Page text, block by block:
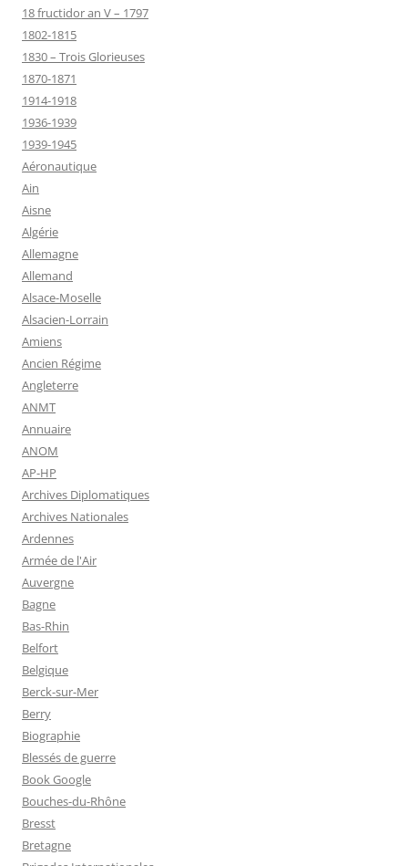
18 fructidor an V – 1797
1802-1815
1830 – Trois Glorieuses
1870-1871
1914-1918
1936-1939
1939-1945
Aéronautique
Ain
Aisne
Algérie
Allemagne
Allemand
Alsace-Moselle
Alsacien-Lorrain
Amiens
Ancien Régime
Angleterre
ANMT
Annuaire
ANOM
AP-HP
Archives Diplomatiques
Archives Nationales
Ardennes
Armée de l'Air
Auvergne
Bagne
Bas-Rhin
Belfort
Belgique
Berck-sur-Mer
Berry
Biographie
Blessés de guerre
Book Google
Bouches-du-Rhône
Bresst
Bretagne